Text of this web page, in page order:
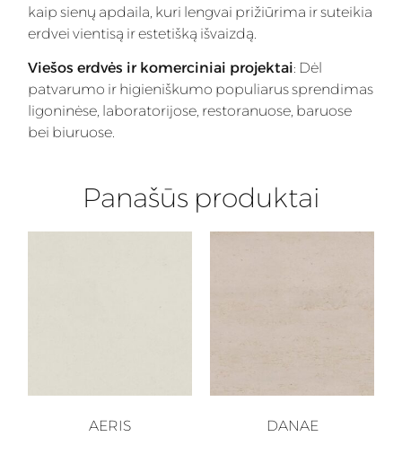
kaip sienų apdaila, kuri lengvai prižiūrima ir suteikia
erdvei vientisą ir estetišką išvaizdą.
Viešos erdvės ir komerciniai projektai: Dėl
patvarumo ir higieniškumo populiarus sprendimas
ligoninėse, laboratorijose, restoranuose, baruose
bei biuruose.
Panašūs produktai
AERIS DANAE